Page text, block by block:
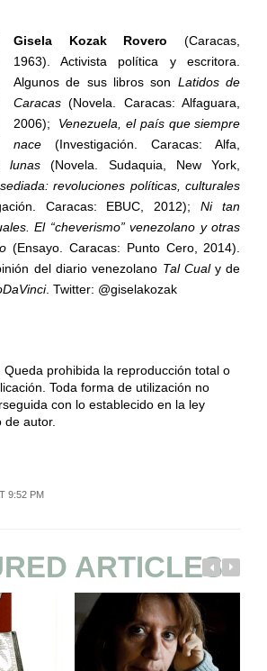
Gisela Kozak Rovero (Caracas,
1963). Activista política y escritora.
Algunos de sus libros son Latidos de
Caracas(Novela. Caracas: Alfaguara,
2006); Venezuela, el país que siempre
nace (Investigación. Caracas: Alfa,
lunas(Novela. Sudaquia, New York,
revoluciones políticas, culturales
Caracas: EBUC, 2012);Ni tan
El “cheverismo” venezolano y otras
(Ensayo. Caracas: Punto Cero, 2014).
del diario venezolano Tal Cualy de
. Twitter: @giselakozak
prohibida la reproducción total o
Toda forma de utilización no
con lo establecido en la ley
autor.
9:52 PM
ARTICLES